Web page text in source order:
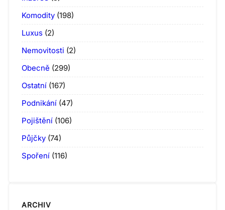
Komodity (198)
Luxus (2)
Nemovitosti (2)
Obecně (299)
Ostatní (167)
Podnikání (47)
Pojištění (106)
Půjčky (74)
Spoření (116)
ARCHIV